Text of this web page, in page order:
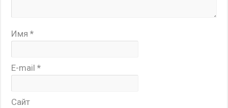
Имя*
E-mail*
Сайт